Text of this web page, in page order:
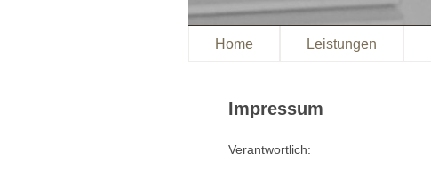
Home Leistungen
Impressum
Verantwortlich: